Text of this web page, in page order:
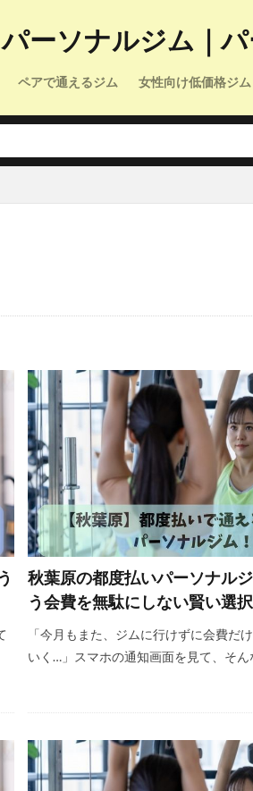
ーソナルジム｜
ペアで通えるジム 女性向け低価格ジム
秋葉原の都度払いパーソナル
う会費を無駄にしない賢い選
「今月もまた、ジムに行けずに会費だ
いく…」スマホの通知画面を見て、そ